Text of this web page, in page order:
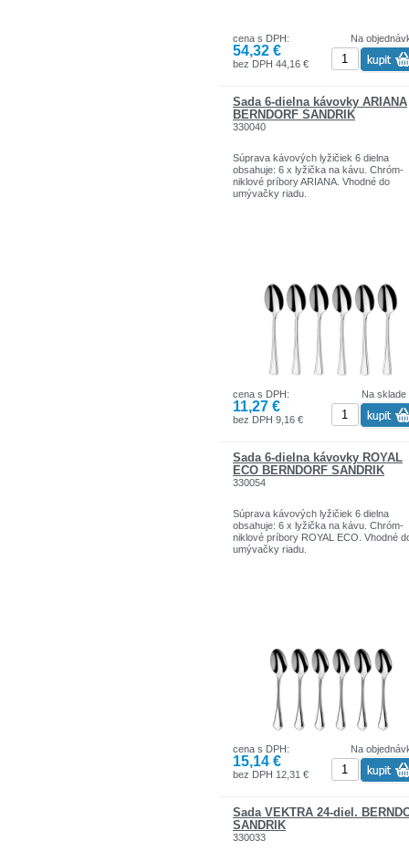
Na
cena s DPH:
54,32 €
bez DPH 44,16 €
Sada 6-dielna kávovky ARIANA
BERNDORF SANDRIK
330040
Súprava kávových lyžičiek 6 dielna
obsahuje: 6 x lyžička na kávu. Chróm-
niklové príbory ARIANA. Vhodné do
umývačky riadu.
Na sklade
cena s DPH:
11,27 €
bez DPH 9,16 €
Sada 6-dielna kávovky ROYAL
ECO BERNDORF SANDRIK
330054
Súprava kávových lyžičiek 6 dielna
obsahuje: 6 x lyžička na kávu. Chróm-
niklové príbory ROYAL ECO. Vhodné
umývačky riadu.
Na
cena s DPH:
15,14 €
bez DPH 12,31 €
Sada VEKTRA 24-diel.
SANDRIK
330033